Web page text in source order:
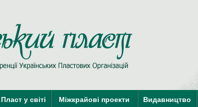
Пласт у світі Міжкрайові проекти Видавництво
Пласт у